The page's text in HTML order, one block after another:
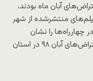
آبان ماه بودند،
منتشرشده از شهر
چهارراه‌ها را نشان
می‌دهند. این شهر یکی از کانون‌های اعتراض‌های آبان ۹۸ در استان